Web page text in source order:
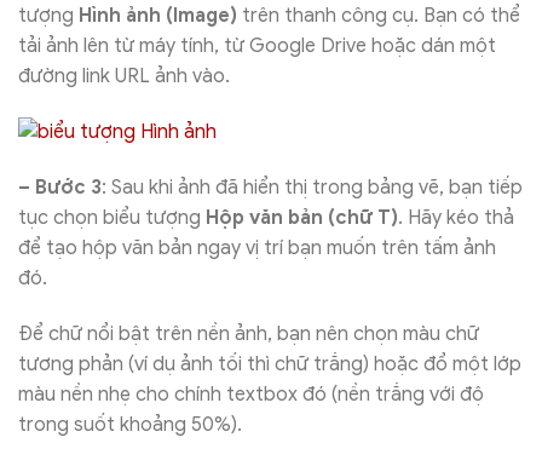
tượng Hình ảnh (Image) trên thanh công cụ. Bạn có thể
tải ảnh lên từ máy tính, từ Google Drive hoặc dán một
đường link URL ảnh vào.
– Bước 3: Sau khi ảnh đã hiển thị trong bảng vẽ, bạn tiếp
tục chọn biểu tượng Hộp văn bản (chữ T). Hãy kéo thả
để tạo hộp văn bản ngay vị trí bạn muốn trên tấm ảnh
đó.
Để chữ nổi bật trên nền ảnh, bạn nên chọn màu chữ
tương phản (ví dụ ảnh tối thì chữ trắng) hoặc đổ một lớp
màu nền nhẹ cho chính textbox đó (nền trắng với độ
trong suốt khoảng 50%).